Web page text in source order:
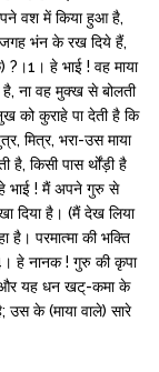
वश में किया हुआ है,
भंन के रख दिये हैं,
?।1। हे भाई ! वह माया
ना वह मुक्ख से बोलती
को कुराहे पा देती है कि
मित्र, भरा-उस माया
है, किसी पास र्थोंड़ी है
भाई ! मैं अपने गुरु से
दिया है। (मैं देख लिया
है। परमात्मा की भक्ति
हे नानक ! गुरु की कृपा
और यह धन खट्-कमा के
के (माया वाले) सारे